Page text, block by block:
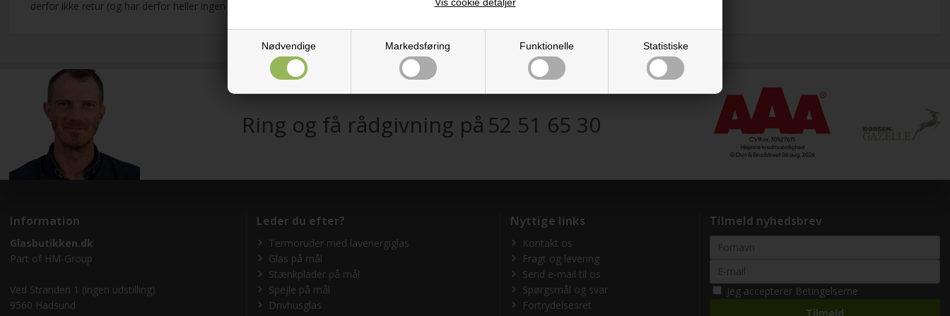
Nødvendige Markedsføring Funktionelle Statistiske
derfor ikke retur (og har derfor heller ingen leje-afgift).
Ring og få rådgivning på 52 51 65 30
Information
Glasbutikken.dk
Part of HM-Group
Ved Stranden 1 (ingen udstilling)
9560 Hadsund
Leder du efter?
Termoruder med lavenergiglas
Glas på mål
Stænkplader på mål
Spejle på mål
Drivhusglas
Nyttige links
Kontakt os
Fragt og levering
Send e-mail til os
Spørgsmål og svar
Fortrydelsesret
Tilmeld nyhedsbrev
Jeg accepterer Betingelserne